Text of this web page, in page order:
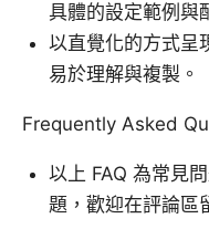
具體的設定範例與
以直覺化的方式呈
易於理解與複製。
Frequently Asked
以上 FAQ 為常見
題，歡迎在評論區